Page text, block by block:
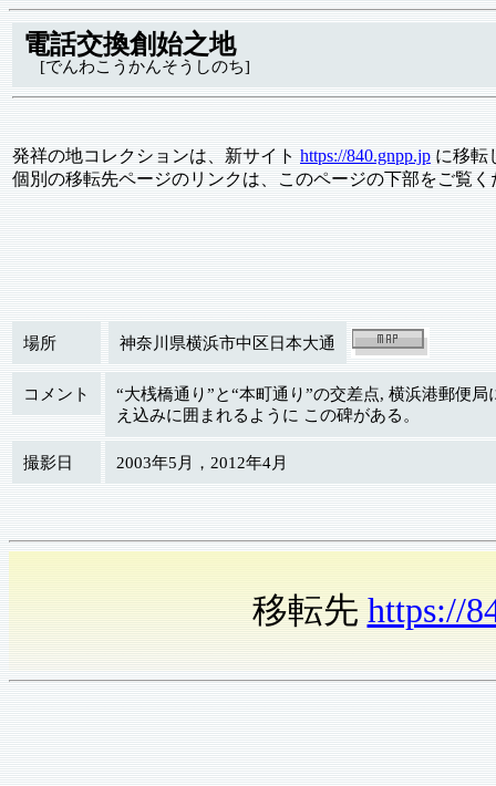
電話交換創始之地
[でんわこうかんそうしのち]
発祥の地コレクションは、新サイトhttps://840.gnpp.jpに移転
個別の移転先ページのリンクは、このページの下部をご覧く
場所 神奈川県横浜市中区日本大通
コメント
“大桟橋通り”と“本町通り”の交差点, 横浜港郵便
え込みに囲まれるように この碑がある。
撮影日 2003年5月，2012年4月
移転先 https://